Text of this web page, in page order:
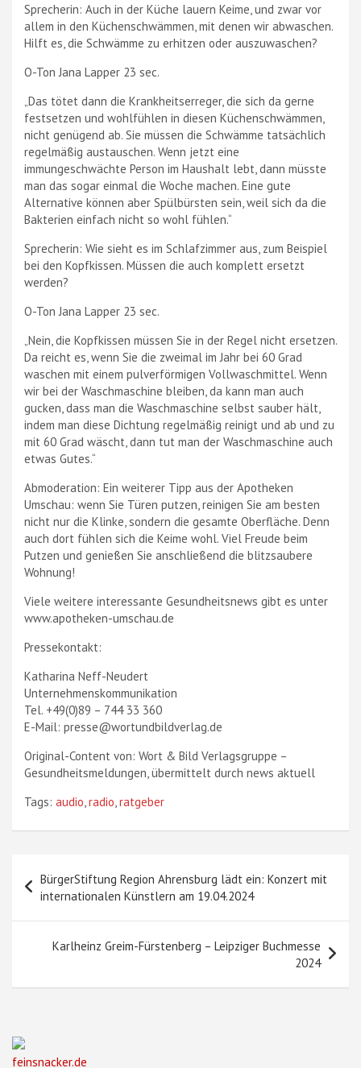
Sprecherin: Auch in der Küche lauern Keime, und zwar vor
allem in den Küchenschwämmen, mit denen wir abwaschen.
Hilft es, die Schwämme zu erhitzen oder auszuwaschen?
O-Ton Jana Lapper 23 sec.
„Das tötet dann die Krankheitserreger, die sich da gerne
festsetzen und wohlfühlen in diesen Küchenschwämmen,
nicht genügend ab. Sie müssen die Schwämme tatsächlich
regelmäßig austauschen. Wenn jetzt eine
immungeschwächte Person im Haushalt lebt, dann müsste
man das sogar einmal die Woche machen. Eine gute
Alternative können aber Spülbürsten sein, weil sich da die
Bakterien einfach nicht so wohl fühlen.“
Sprecherin: Wie sieht es im Schlafzimmer aus, zum Beispiel
bei den Kopfkissen. Müssen die auch komplett ersetzt
werden?
O-Ton Jana Lapper 23 sec.
„Nein, die Kopfkissen müssen Sie in der Regel nicht ersetzen.
Da reicht es, wenn Sie die zweimal im Jahr bei 60 Grad
waschen mit einem pulverförmigen Vollwaschmittel. Wenn
wir bei der Waschmaschine bleiben, da kann man auch
gucken, dass man die Waschmaschine selbst sauber hält,
indem man diese Dichtung regelmäßig reinigt und ab und zu
mit 60 Grad wäscht, dann tut man der Waschmaschine auch
etwas Gutes.“
Abmoderation: Ein weiterer Tipp aus der Apotheken
Umschau: wenn Sie Türen putzen, reinigen Sie am besten
nicht nur die Klinke, sondern die gesamte Oberfläche. Denn
auch dort fühlen sich die Keime wohl. Viel Freude beim
Putzen und genießen Sie anschließend die blitzsaubere
Wohnung!
Viele weitere interessante Gesundheitsnews gibt es unter
www.apotheken-umschau.de
Pressekontakt:
Katharina Neff-Neudert
Unternehmenskommunikation
Tel. +49(0)89 – 744 33 360
E-Mail: presse@wortundbildverlag.de
Original-Content von: Wort & Bild Verlagsgruppe –
Gesundheitsmeldungen, übermittelt durch news aktuell
Tags: audio radio ratgeber
BürgerStiftung Region Ahrensburg lädt ein: Konzert mit
internationalen Künstlern am 19.04.2024
Karlheinz Greim-Fürstenberg – Leipziger Buchmesse
2024
feinsnacker.de